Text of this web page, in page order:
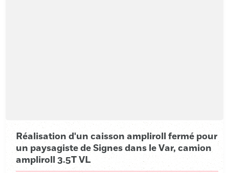
Réalisation d'un caisson ampliroll fermé pour
un paysagiste de Signes dans le Var, camion
ampliroll 3.5T VL